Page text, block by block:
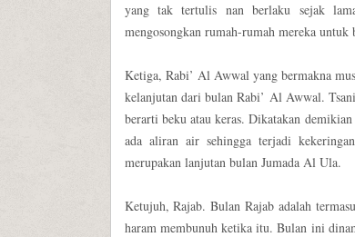
yang tak tertulis nan berlaku sejak
mengosongkan rumah-rumah mereka
Ketiga, Rabi’ Al Awwal yang bermakna
kelanjutan dari bulan Rabi’ Al Awwal.
berarti beku atau keras. Dikatakan
ada aliran air sehingga terjadi
merupakan lanjutan bulan Jumada Al Ula.
Ketujuh, Rajab. Bulan Rajab adalah
haram membunuh ketika itu. Bulan ini